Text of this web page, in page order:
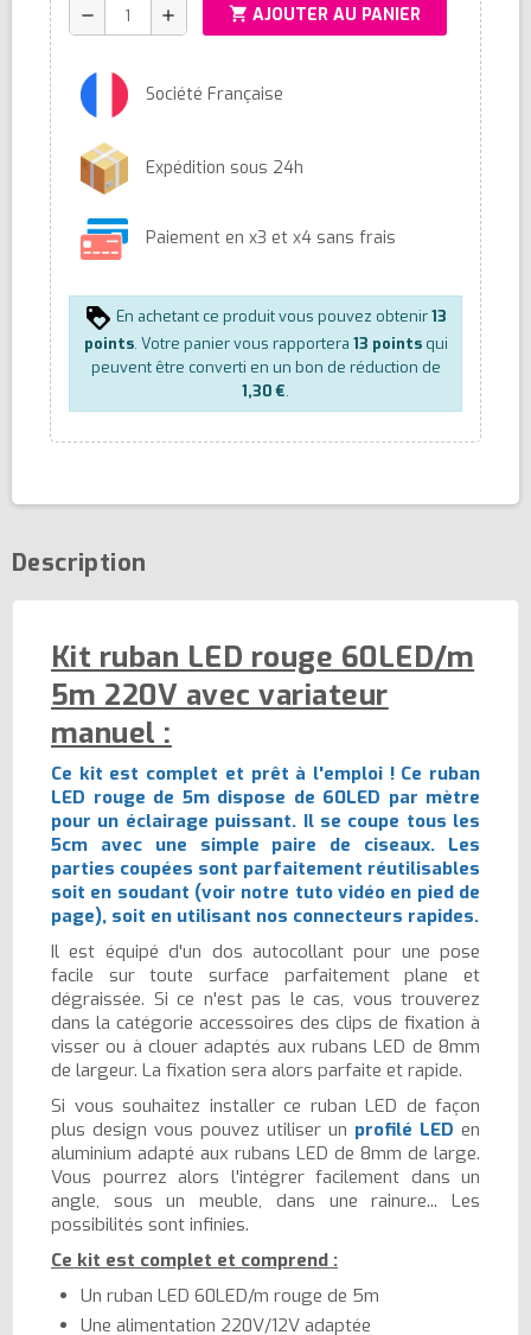
remove add shopping_cart AJOUTER AU PANIER
Société Française
Expédition sous 24h
Paiement en x3 et x4 sans frais
En achetant ce produit vous pouvez obtenir13
points. Votre panier vous rapportera 13 pointsqui
peuvent être converti en un bon de réduction de
1,30 €.
Description
Kit ruban LED rouge 60LED/m
5m 220V avec variateur
manuel :
Ce kit est complet et prêt à l'emploi ! Ce ruban
LED rouge de 5m dispose de 60LED par mètre
pour un éclairage puissant. Il se coupe tous les
5cm avec une simple paire de ciseaux. Les
parties coupées sont parfaitement réutilisables
soit en soudant (voir notre tuto vidéo en pied de
page), soit en utilisant nos connecteurs rapides.
Il est équipé d'un dos autocollant pour une pose
facile sur toute surface parfaitement plane et
dégraissée. Si ce n'est pas le cas, vous trouverez
dans la catégorie accessoires des clips de fixation à
visser ou à clouer adaptés aux rubans LED de 8mm
de largeur. La fixation sera alors parfaite et rapide.
Si vous souhaitez installer ce ruban LED de façon
plus design vous pouvez utiliser un profilé LED en
aluminium adapté aux rubans LED de 8mm de large.
Vous pourrez alors l'intégrer facilement dans un
angle, sous un meuble, dans une rainure... Les
possibilités sont infinies.
Ce kit est complet et comprend :
Un ruban LED 60LED/m rouge de 5m
Une alimentation 220V/12V adaptée